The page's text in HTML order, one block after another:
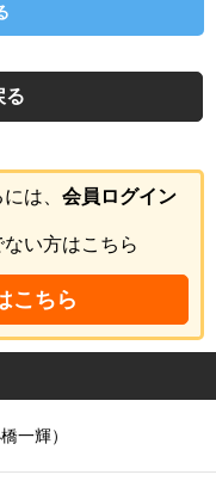
る
は、 会員ログイン
い方はこちら
こちら
一輝）